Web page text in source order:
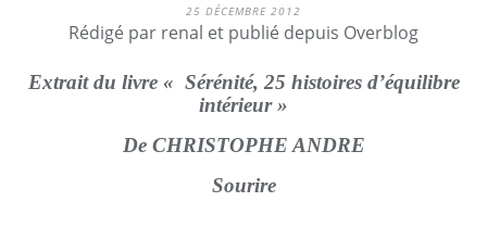
25 DÉCEMBRE 2012
Rédigé par renal et publié depuis Overblog
Extrait du livre « Sérénité, 25 histoires d’équilibre
intérieur »
De CHRISTOPHE ANDRE
Sourire